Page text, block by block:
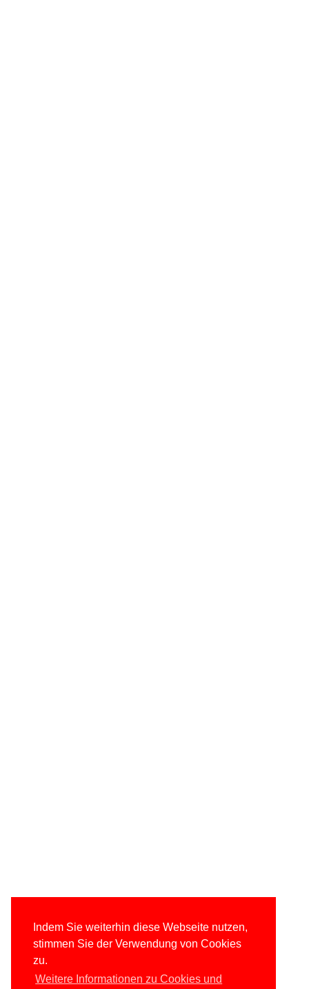
Indem Sie weiterhin diese Webseite nutzen,
stimmen Sie der Verwendung von Cookies
zu.
Weitere Informationen zu Cookies und